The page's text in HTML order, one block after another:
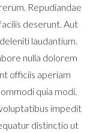
Repudiandae
deserunt. Aut
laudantium.
nulla dolorem
officiis aperiam
quia modi.
impedit
distinctio ut